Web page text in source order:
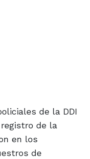
de la DDI
de la
en los
de